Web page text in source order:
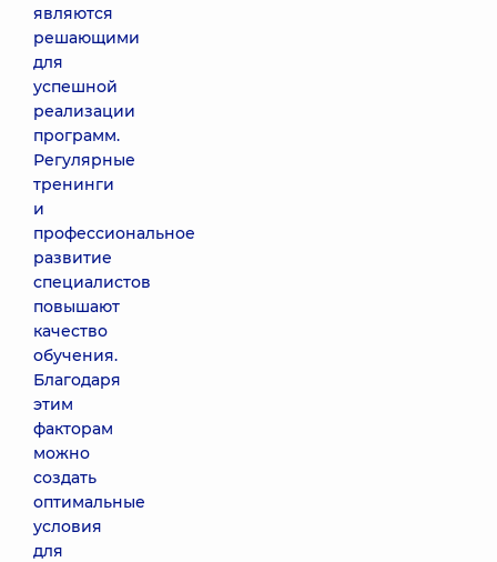
являются
решающими
для
успешной
реализации
программ.
Регулярные
тренинги
и
профессиональное
развитие
специалистов
повышают
качество
обучения.
Благодаря
этим
факторам
можно
создать
оптимальные
условия
для